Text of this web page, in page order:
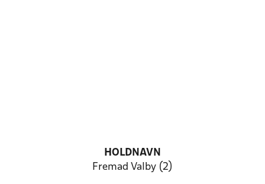
HOLDNAVN
Fremad Valby (2)